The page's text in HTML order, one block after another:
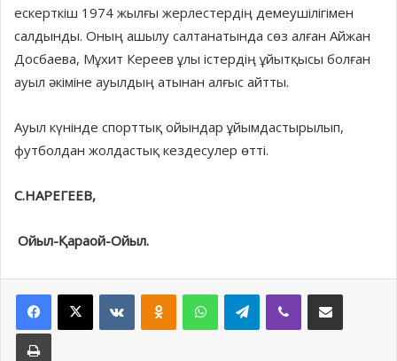
ескерткіш 1974 жылғы жерлестердің демеушілігімен
салдынды. Оның ашылу салтанатында сөз алған Айжан
Досбаева, Мұхит Кереев ұлы істердің ұйытқысы болған
ауыл әкіміне ауылдың атынан алғыс айтты.
Ауыл күнінде спорттық ойындар ұйымдастырылып,
футболдан жолдастық кездесулер өтті.
С.НАРЕГЕЕВ,
Ойыл-Қараой-Ойыл.
Facebook
X VKontakteOdnoklassniki
WhatsAppTelegramViber Share via Email
Print